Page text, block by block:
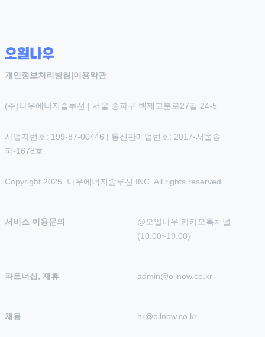
개인정보처리방침 |이용약관
(주)나우에너지솔루션 | 서울 송파구 백제고분로27길 24-5
사업자번호: 199-87-00446 | 통신판매업번호: 2017-서울송
파-1678호
Copyright 2025. 나우에너지솔루션 INC. All rights reserved.
서비스 이용문의
@오일나우 카카오톡채널
(10:00~19:00)
파트너십, 제휴 admin@oilnow.co.kr
채용 hr@oilnow.co.kr